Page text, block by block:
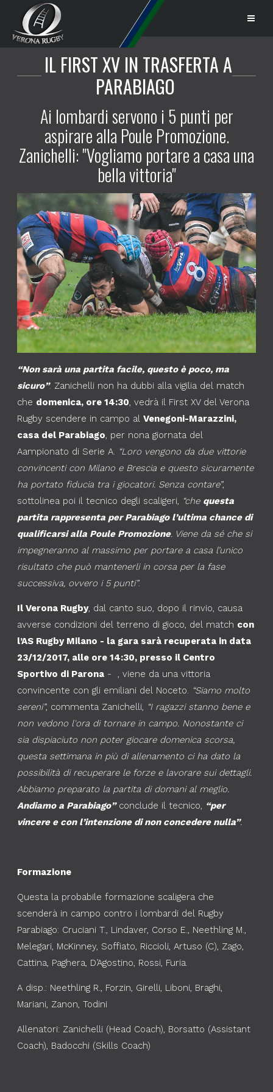
IL FIRST XV IN TRASFERTA A
PARABIAGO
Ai lombardi servono i 5 punti per
aspirare alla Poule Promozione.
Zanichelli: "Vogliamo portare a casa una
bella vittoria"
“Non sarà una partita facile, questo è poco, ma
sicuro”. Zanichelli non ha dubbi alla vigilia del match
che domenica, ore 14:30, vedrà il First XV del Verona
Rugby scendere in campo al Venegoni-Marazzini,
casa del Parabiago, per nona giornata del
Aampionato di Serie A. “Loro vengono da due vittorie
convincenti con Milano e Brescia e questo sicuramente
ha portato fiducia tra i giocatori. Senza contare”,
sottolinea poi il tecnico degli scaligeri, “che questa
partita rappresenta per Parabiago l’ultima chance di
qualificarsi alla Poule Promozione. Viene da sé che si
impegneranno al massimo per portare a casa l’unico
risultato che può mantenerli in corsa per la fase
successiva, ovvero i 5 punti”.
Il Verona Rugby, dal canto suo, dopo il rinvio, causa
avverse condizioni del terreno di gioco, del match con
l’AS Rugby Milano - la gara sarà recuperata in data
23/12/2017, alle ore 14:30, presso il Centro
Sportivo di Parona - , viene da una vittoria
convincente con gli emiliani del Noceto. “Siamo molto
sereni”, commenta Zanichelli, “I ragazzi stanno bene e
non vedono l'ora di tornare in campo. Nonostante ci
sia dispiaciuto non poter giocare domenica scorsa,
questa settimana in più di allenamento ci ha dato la
possibilità di recuperare le forze e lavorare sui dettagli.
Abbiamo preparato la partita di domani al meglio.
Andiamo a Parabiago”conclude il tecnico, “per
vincere e con l’intenzione di non concedere nulla”.
Formazione
Questa la probabile formazione scaligera che
scenderà in campo contro i lombardi del Rugby
Parabiago: Cruciani T., Lindaver, Corso E., Neethling M.,
Melegari, McKinney, Soffiato, Riccioli, Artuso (C), Zago,
Cattina, Paghera, D’Agostino, Rossi, Furia.
A disp.: Neethling R., Forzin, Girelli, Liboni, Braghi,
Mariani, Zanon, Todini
Allenatori: Zanichelli (Head Coach), Borsatto (Assistant
Coach), Badocchi (Skills Coach)